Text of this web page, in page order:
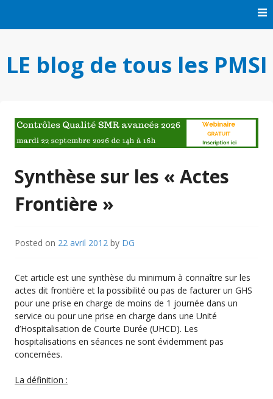
LE blog de tous les PMSI
Synthèse sur les « Actes
Frontière »
Posted on 22 avril 2012 by DG
Cet article est une synthèse du minimum à connaître sur les
actes dit frontière et la possibilité ou pas de facturer un GHS
pour une prise en charge de moins de 1 journée dans un
service ou pour une prise en charge dans une Unité
d’Hospitalisation de Courte Durée (UHCD). Les
hospitalisations en séances ne sont évidemment pas
concernées.
La définition :